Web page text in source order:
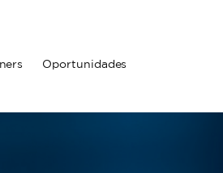
Oportunidades